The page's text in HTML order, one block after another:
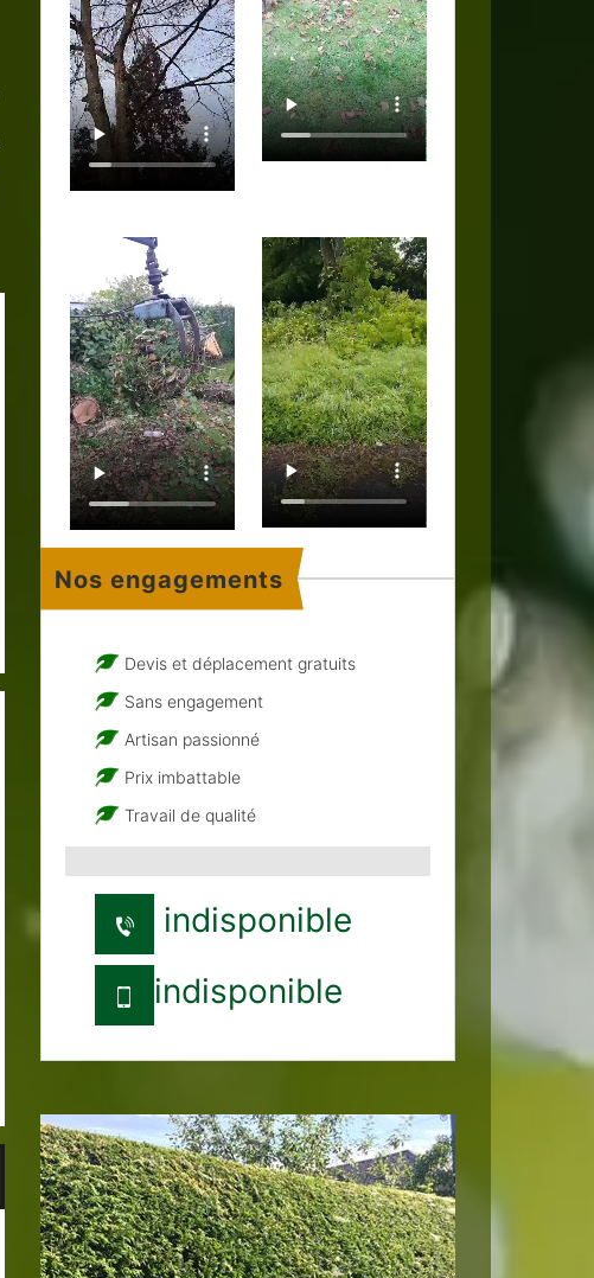
Nos engagements
Devis et déplacement gratuits
Sans engagement
Artisan passionné
Prix imbattable
Travail de qualité
indisponible
indisponible